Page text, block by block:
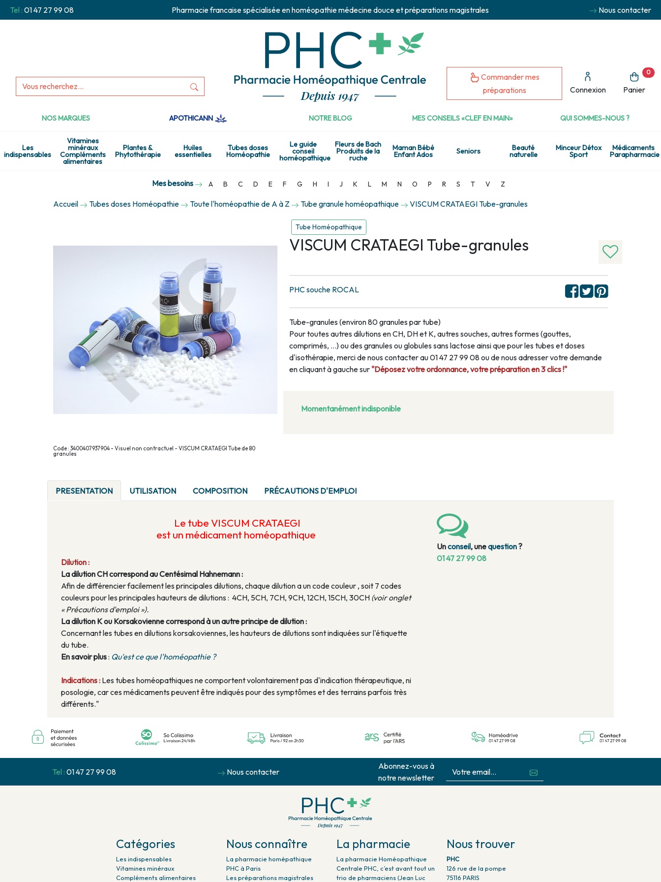
Tel : 01 47 27 99 08 Pharmacie francaise spécialisée en homéopathie médecine douce et préparations magistrales Nous contacter
Commander mes
préparations
Connexion Panier
0
NOS MARQUES APOTHICANN NOTRE BLOG MES CONSEILS «CLEF EN MAIN» QUI SOMMES-NOUS ?
Les
indispensables
Vitamines
minéraux
Compléments
alimentaires
Plantes &
Phytothérapie
Huiles
essentielles
Tubes doses
Homéopathie
Le guide
conseil
homéopathique
Fleurs de Bach
Produits de la
ruche
Maman Bébé
Enfant Ados Seniors Beauté
naturelle
Minceur Détox
Sport
Médicaments
Parapharmacie
Mes besoins A B C D E F G H I J K L M N O P R S T V Z
Accueil Tubes doses Homéopathie Toute l'homéopathie de A à Z Tube granule homéopathique VISCUM CRATAEGI Tube-granules
Code : 3400407937904 - Visuel non contractuel - VISCUM CRATAEGI Tube de 80
granules
Tube Homéopathique
VISCUM CRATAEGI Tube-granules
PHC souche ROCAL
Tube-granules (environ 80 granules par tube)
Pour toutes autres dilutions en CH, DH et K, autres souches, autres formes (gouttes,
comprimés, …) ou des granules ou globules sans lactose ainsi que pour les tubes et doses
d'isothérapie, merci de nous contacter au 01 47 27 99 08 ou de nous adresser votre demande
en cliquant à gauche sur "Déposez votre ordonnance, votre préparation en 3 clics !"
Momentanément indisponible
PRESENTATION UTILISATION COMPOSITION PRÉCAUTIONS D'EMPLOI
Le tube VISCUM CRATAEGI
est un médicament homéopathique
Dilution :
La dilution CH correspond au Centésimal Hahnemann :
Afin de différencier facilement les principales dilutions, chaque dilution a un code couleur , soit 7 codes
couleurs pour les principales hauteurs de dilutions : 4CH, 5CH, 7CH, 9CH, 12CH, 15CH, 30CH (voir onglet
« Précautions d'emploi »).
La dilution K ou Korsakovienne correspond à un autre principe de dilution :
Concernant les tubes en dilutions korsakoviennes, les hauteurs de dilutions sont indiquées sur l'étiquette
du tube.
En savoir plus: Qu'est ce que l'homéopathie ?
Indications : Les tubes homéopathiques ne comportent volontairement pas d'indication thérapeutique, ni
posologie, car ces médicaments peuvent être indiqués pour des symptômes et des terrains parfois très
différents."
Unconseil, unequestion?
01 47 27 99 08
Tel : 01 47 27 99 08 Nous contacter
Abonnez-vous à
notre newsletter
Catégories
Les indispensables
Vitamines minéraux
Compléments alimentaires
Nous connaître
La pharmacie homépathique
PHC à Paris
Les préparations magistrales
La pharmacie
La pharmacie Homéopathique
Centrale PHC, c’est avant tout un
trio de pharmaciens (Jean Luc
Nous trouver
PHC
126 rue de la pompe
75116 PARIS